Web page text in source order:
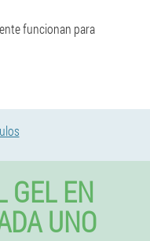
funcionan para
GEL EN
UNO